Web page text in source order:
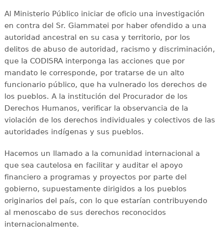
Al Ministerio Público iniciar de oficio una investigación
en contra del Sr. Giammatei por haber ofendido a una
autoridad ancestral en su casa y territorio, por los
delitos de abuso de autoridad, racismo y discriminación,
que la CODISRA interponga las acciones que por
mandato le corresponde, por tratarse de un alto
funcionario público, que ha vulnerado los derechos de
los pueblos. A la institución del Procurador de los
Derechos Humanos, verificar la observancia de la
violación de los derechos individuales y colectivos de las
autoridades indígenas y sus pueblos.
Hacemos un llamado a la comunidad internacional a
que sea cautelosa en facilitar y auditar el apoyo
financiero a programas y proyectos por parte del
gobierno, supuestamente dirigidos a los pueblos
originarios del país, con lo que estarían contribuyendo
al menoscabo de sus derechos reconocidos
internacionalmente.